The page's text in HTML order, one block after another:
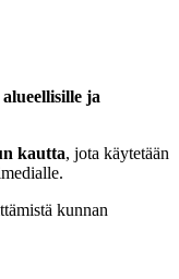
alueellisille ja
kautta, jota käytetään
kunnan